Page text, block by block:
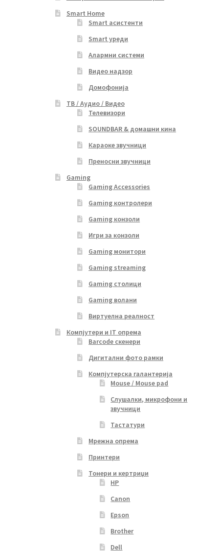
Smart Home
Smart асистенти
Smart уреди
Алармни системи
Видео надзор
Домофонија
ТВ / Аудио / Видео
Телевизори
SOUNDBAR & домашни кина
Караоке звучници
Преносни звучници
Gaming
Gaming Accessories
Gaming контролери
Gaming конзоли
Игри за конзоли
Gaming монитори
Gaming streaming
Gaming столици
Gaming волани
Виртуелна реалност
Компјутери и IT опрема
Barcode скенери
Дигитални фото рамки
Компјутерска галантерија
Mouse / Mouse pad
Слушалки, микрофони и
звучници
Тастатури
Мрежна опрема
Принтери
Тонери и кертриџи
HP
Canon
Epson
Brother
Dell